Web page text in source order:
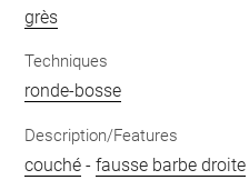
grès
Techniques
ronde-bosse
Description/Features
couché -fausse barbe droite